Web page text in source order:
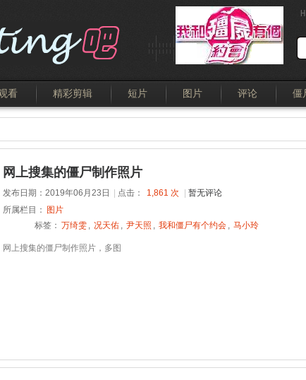
看 精彩剪辑 短片 图片 评论 僵
网上搜集的僵尸制作照片
发布日期：2019年06月23日 点击： 1,861 次
暂无评论
所属栏目：
图片
标签： 万绮雯 , 况天佑 , 尹天照 , 我和僵尸有个约会 , 马小玲
网上搜集的僵尸制作照片，多图